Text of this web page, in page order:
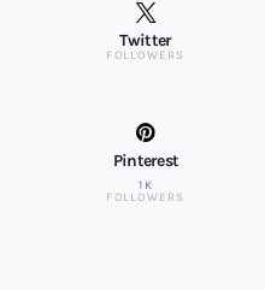
Twitter
FOLLOWERS
Pinterest
1K
FOLLOWERS